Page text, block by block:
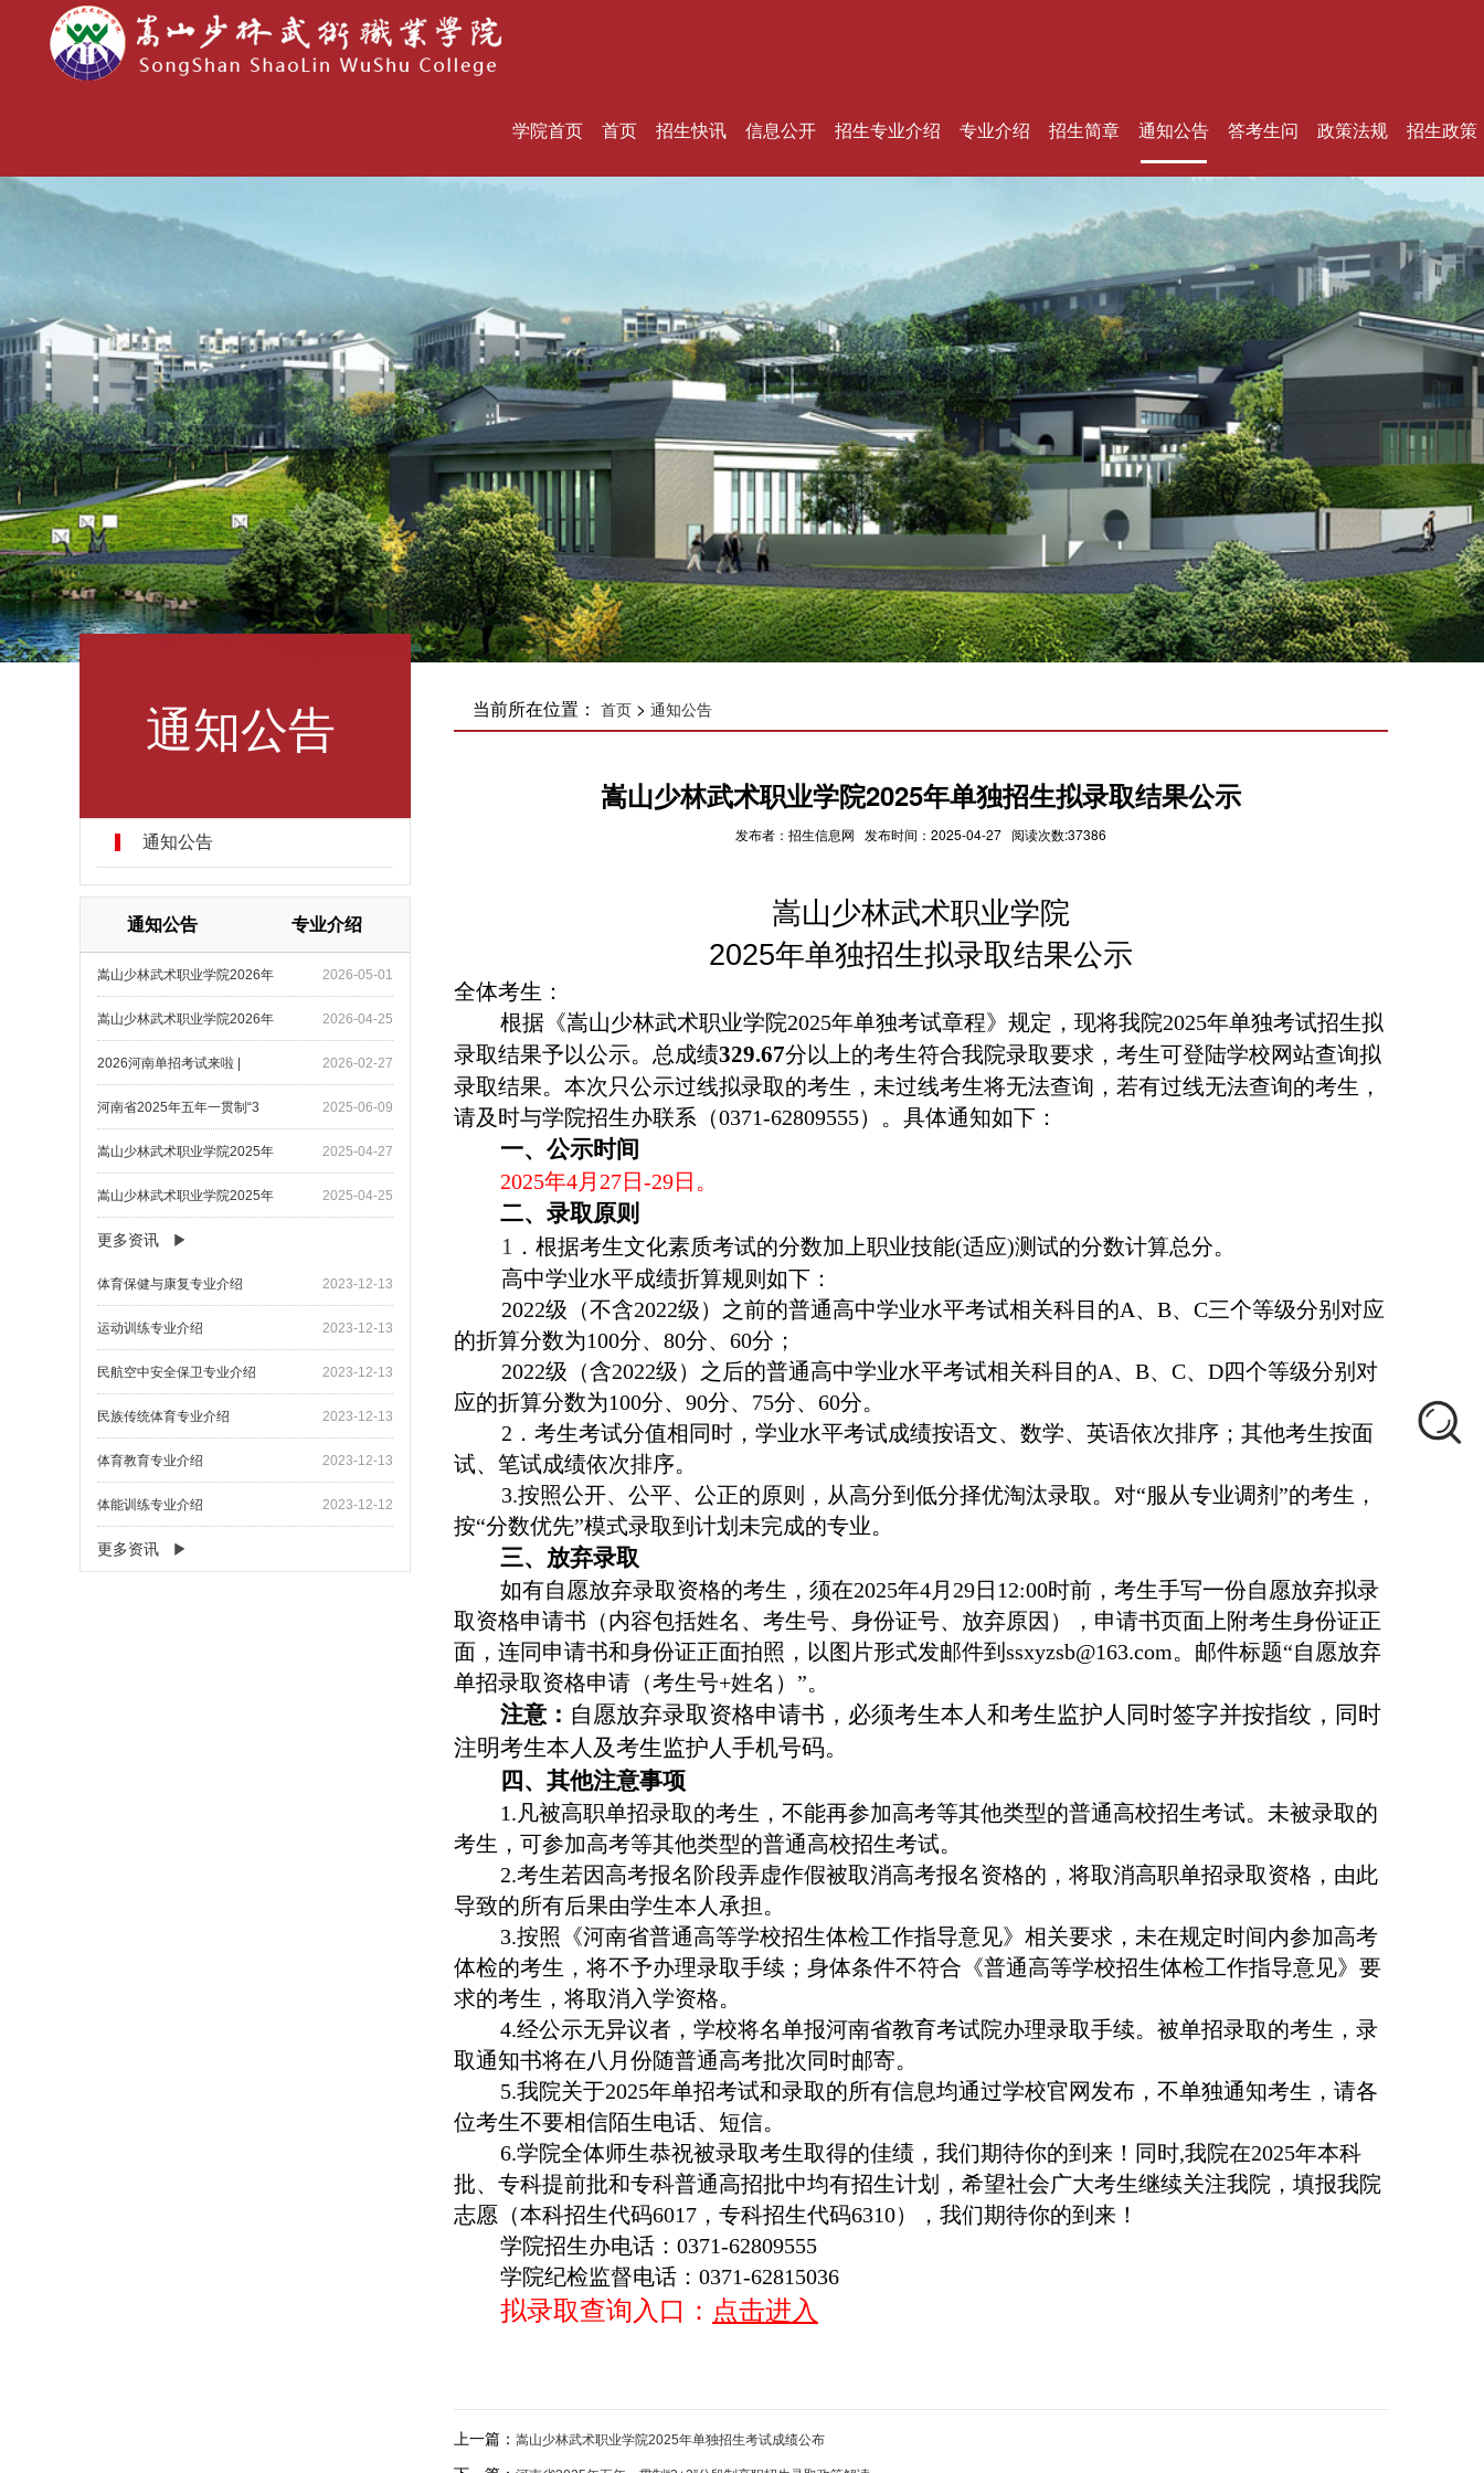
学院首页 首页 招生快讯 信息公开 招生专业介绍 专业介绍 招生简章 通知公告 答考生问 政策法规 招生政策
通知公告
通知公告
通知公告 专业介绍
2026-05-01
嵩山少林武术职业学院2026年
2026-04-25
嵩山少林武术职业学院2026年
2026-02-27
2026河南单招考试来啦 |
2025-06-09
河南省2025年五年一贯制“3
2025-04-27
嵩山少林武术职业学院2025年
2025-04-25
嵩山少林武术职业学院2025年
更多资讯
2023-12-13
​体育保健与康复专业介绍
2023-12-13
​运动训练专业介绍
2023-12-13
​民航空中安全保卫专业介绍
2023-12-13
民族传统体育专业介绍
2023-12-13
体育教育专业介绍
2023-12-12
体能训练专业介绍
更多资讯
当前所在位置： 首页> 通知公告
嵩山少林武术职业学院2025年单独招生拟录取结果公示
发布者：招生信息网 发布时间：2025-04-27 阅读次数:37386
嵩山少林武术职业学院
2025年单独招生拟录取结果公示
全体考生：
根据《嵩山少林武术职业学院2025年单独考试章程》 规定 ，现将我院2025年单独考试招生拟
录取结果予以公示。总成绩329.67分以上的考生符合我院录取要求，考生可登陆学校网站查询拟
录取结果。本次只公示过线拟录取的考生，未过线考生将无法查询，若有过线无法查询的考生，
请及时与学院招生办联系（0371-62809555）。具体通知如下：
一、公示时间
2025年4月27日-29日。
二、录取原则
1 ．根据考生文化素质考试的分数加上职业技能(适应)测试的分数计算总分。
高中学业水平成绩折算规则如下：
2022级（不含2022级）之前的普通高中学业水平考试相关科目的A、B、C三个等级分别对应
的折算分数为100分、80分、60分；
2022级（含2022级）之后的普通高中学业水平考试相关科目的A、B、C、D四个等级分别对
应的折算分数为100分、90分、75分、60分。
2．考生考试分值相同时，学业水平考试成绩按语文、数学、英语依次排序；其他考生按面
试、笔试成绩依次排序。
3.按照公开、公平、公正的原则，从高分到低分择优淘汰录取。对“服从专业调剂”的考生，
按“分数优先”模式录取到计划未完成的专业。
三、放弃录取
如有自愿放弃录取资格的考生，须在2025年4月29日12:00时前，考生手写一份自愿放弃拟录
取资格申请书（内容包括姓名、考生号、身份证号、放弃原因），申请书页面上附考生身份证正
面，连同申请书和身份证正面拍照，以图片形式发邮件到ssxyzsb@163.com。邮件标题“自愿放弃
单招录取资格申请（考生号+姓名）”。
注意： 自愿放弃录取资格申请书，必须考生本人和考生监护人同时签字并按指纹，同时
注明考生本人及考生监护人手机号码。
四、其他注意事项
1.凡被高职单招录取的考生，不能再参加高考等其他类型的普通高校招生考试。未被录取的
考生，可参加高考等其他类型的普通高校招生考试。
2.考生若因高考报名阶段弄虚作假被取消高考报名资格的，将取消高职单招录取资格，由此
导致的所有后果由学生本人承担。
3.按照《河南省普通高等学校招生体检工作指导意见》相关要求，未在规定时间内参加高考
体检的考生，将不予办理录取手续；身体条件不符合《普通高等学校招生体检工作指导意见》要
求的考生，将取消入学资格。
4.经公示无异议者，学校将名单报河南省教育考试院办理录取手续。被单招录取的考生，录
取通知书将在八月份随普通高考批次同时邮寄。
5.我院关于2025年单招考试和录取的所有信息均通过学校官网发布，不单独通知考生，请各
位考生不要相信陌生电话、短信。
6.学院全体师生恭祝被录取考生取得的佳绩，我们期待你的到来！同时,我院在2025年本科
批、专科提前批和专科普通高招批中均有招生计划，希望社会广大考生继续关注我院，填报我院
志愿（本科招生代码6017，专科招生代码6310），我们期待你的到来！
学院招生办电话：0371-62809555
学院纪检监督电话：0371-62815036
拟录取查询入口： 点击进入
上一篇： 嵩山少林武术职业学院2025年单独招生考试成绩公布